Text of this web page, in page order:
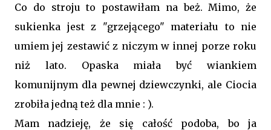
Co do stroju to postawiłam na beż. Mimo, że
sukienka jest z "grzejącego" materiału to nie
umiem jej zestawić z niczym w innej porze roku
niż lato. Opaska miała być wiankiem
komunijnym dla pewnej dziewczynki, ale Ciocia
zrobiła jedną też dla mnie : ).
Mam nadzieję, że się całość podoba, bo ja